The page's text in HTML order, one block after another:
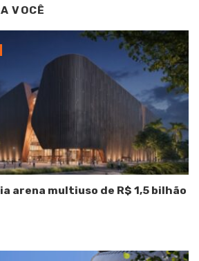
VOCÊ
arena multiuso de R$ 1,5 bilhão